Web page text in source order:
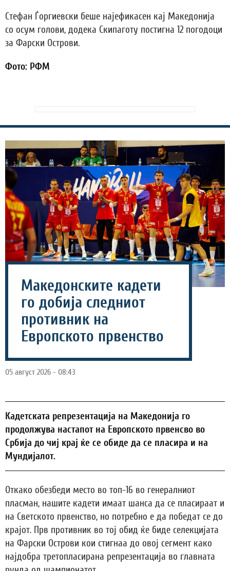
Стефан Ѓоргиевски беше најефикасен кај Македонија
со осум голови, додека Скипаготу постигна 12 погодоци
за Фарски Острови.
Фото: РФМ
Македонските кадети
го добија следниот
противник на
Европското првенство
05 август 2026 - 08:43
Кадетската репрезентација на Македонија го
продолжува настапот на Европското првенсво во
Србија до чиј крај ќе се обиде да се пласира и на
Мундијалот.
Откако обезбеди место во топ-16 во генералниот
пласман, нашите кадети имаат шанса да се пласираат и
на Светското првенство, но потребно е да победат се до
крајот. Прв противник во тој обид ќе биде селекцијата
на Фарски Острови кои стигнаа до овој сегмент како
најдобра третопласирана репрезентација во главната